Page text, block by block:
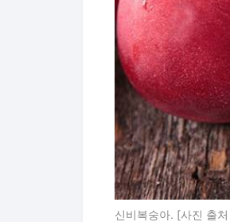
신비복숭아. [사진 출